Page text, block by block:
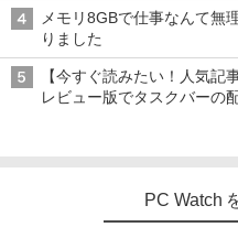
メモリ8GBで仕事なんて
りました
【今すぐ読みたい！人気
レビュー版でタスクバーの
PC Watch